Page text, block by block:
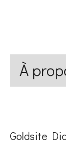
À
Goldsite